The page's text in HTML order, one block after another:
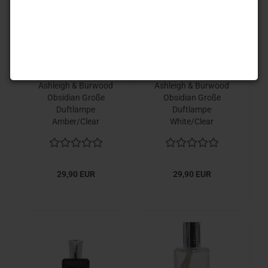
Ashleigh & Burwood
Obsidian Große
Duftlampe
Amber/Clear
29,90 EUR
Ashleigh & Burwood
Obsidian Große
Duftlampe
White/Clear
29,90 EUR